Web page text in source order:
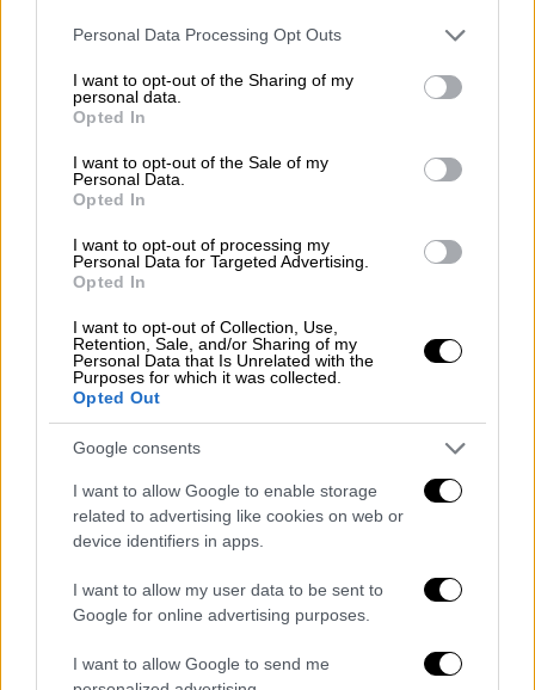
Please note that this website/app uses one or more Google
not limited to your visit or usage behaviour. You may click to
grant or deny consent to Google and its third-party tags to
use your data for below specified purposes in below Google
consent section.
Personal Data Processing Opt Outs
I want to opt-out of the Sharing of my
personal data.
Opted In
I want to opt-out of the Sale of my
Personal Data.
Opted In
I want to opt-out of processing my
Personal Data for Targeted Advertising.
Opted In
I want to opt-out of Collection, Use,
Retention, Sale, and/or Sharing of my
Personal Data that Is Unrelated with the
Purposes for which it was collected.
Opted Out
Google consents
I want to allow Google to enable storage
related to advertising like cookies on web or
device identifiers in apps.
I want to allow my user data to be sent to
Google for online advertising purposes.
I want to allow Google to send me
παραλογισμό.
Οι ερμηνείες είναι καθοριστικός παράγοντας
για την επιτυχία της ταινίας. Ο Πλέμονς
καταθέτει μια από τις πιο ώριμες ερμηνείες
της καριέρας του, ισορροπώντας ανάμεσα
στην τρυφερότητα και την επικινδυνότητα
του χαρακτήρα του. Η Στόουν, σ' έναν ακόμα
ρόλο-πρόκληση υπό τις οδηγίες του
Λάνθιμου, αποδεικνύει την ευελιξία της,
ενσαρκώνοντας μια ηρωίδα που κινείται
συνεχώς ανάμεσα στην ανθρώπινη και την
εξωγήινη υπόσταση. Η χημεία που έχουν